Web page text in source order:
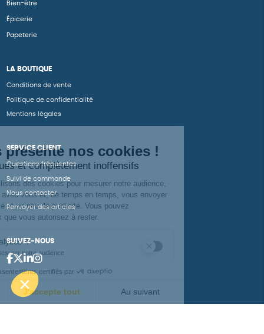
Bien-être
Épicerie
Papeterie
LA BOUTIQUE
Conditions de vente
Politique de confidentialité
Mentions légales
SERVICE CLIENT
Questions fréquentes
Suivi de commande
Nous contacter
Renvoyer des articles
SUIVEZ-NOUS